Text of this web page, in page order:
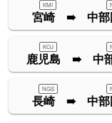
宮崎 ➠ 中部
KMI
鹿児島 ➠ 中
KOJ
長崎 ➠ 中部
NGS